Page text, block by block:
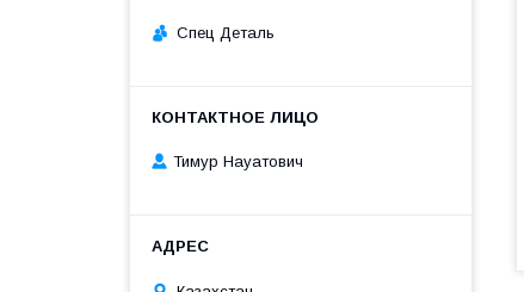
Спец Деталь
Тимур Науатович